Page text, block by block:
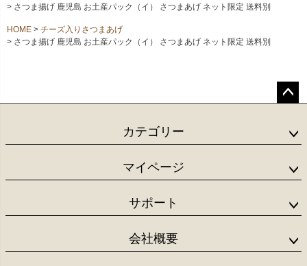
さつま揚げ 鹿児島 お土産パック（イ） さつまあげ ネット限定 送料別
HOME
チーズ入りさつまあげ
さつま揚げ 鹿児島 お土産パック（イ） さつまあげ ネット限定 送料別
ップ
カテゴリー
マイページ
サポート
会社概要